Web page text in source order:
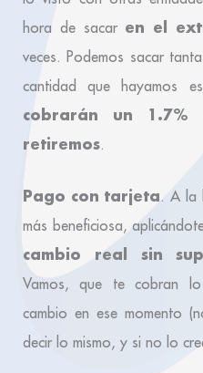
hora de sacar en el
veces. Podemos sacar
cantidad que hayamos
cobrarán un
retiremos.
Pago con tarjeta. A la
más beneficiosa,
cambio real sin
Vamos, que te cobran lo
cambio en ese momento
decir lo mismo, y si no lo